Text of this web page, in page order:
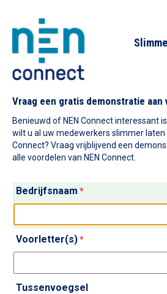
Vraag een gratis demonstratie aan
Benieuwd of NEN Connect interessant
wilt u al uw medewerkers slimmer laten
Connect? Vraag vrijblijvend een
alle voordelen van NEN Connect.
Bedrijfsnaam *
Voorletter(s)*
Tussenvoegsel